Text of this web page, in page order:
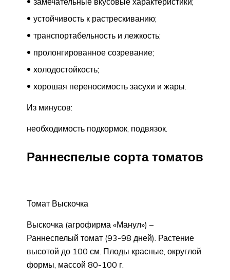
устойчивость к растрескиванию;
транспортабельность и лежкость;
пролонгированное созревание;
холодостойкость;
хорошая переносимость засухи и жары.
Из минусов:
необходимость подкормок, подвязок.
Раннеспелые сорта томатов
Томат Выскочка
Выскочка (агрофирма «Манул») –
Раннеспелый томат (93-98 дней). Растение
высотой до 100 см. Плоды красные, округлой
формы, массой 80-100 г.